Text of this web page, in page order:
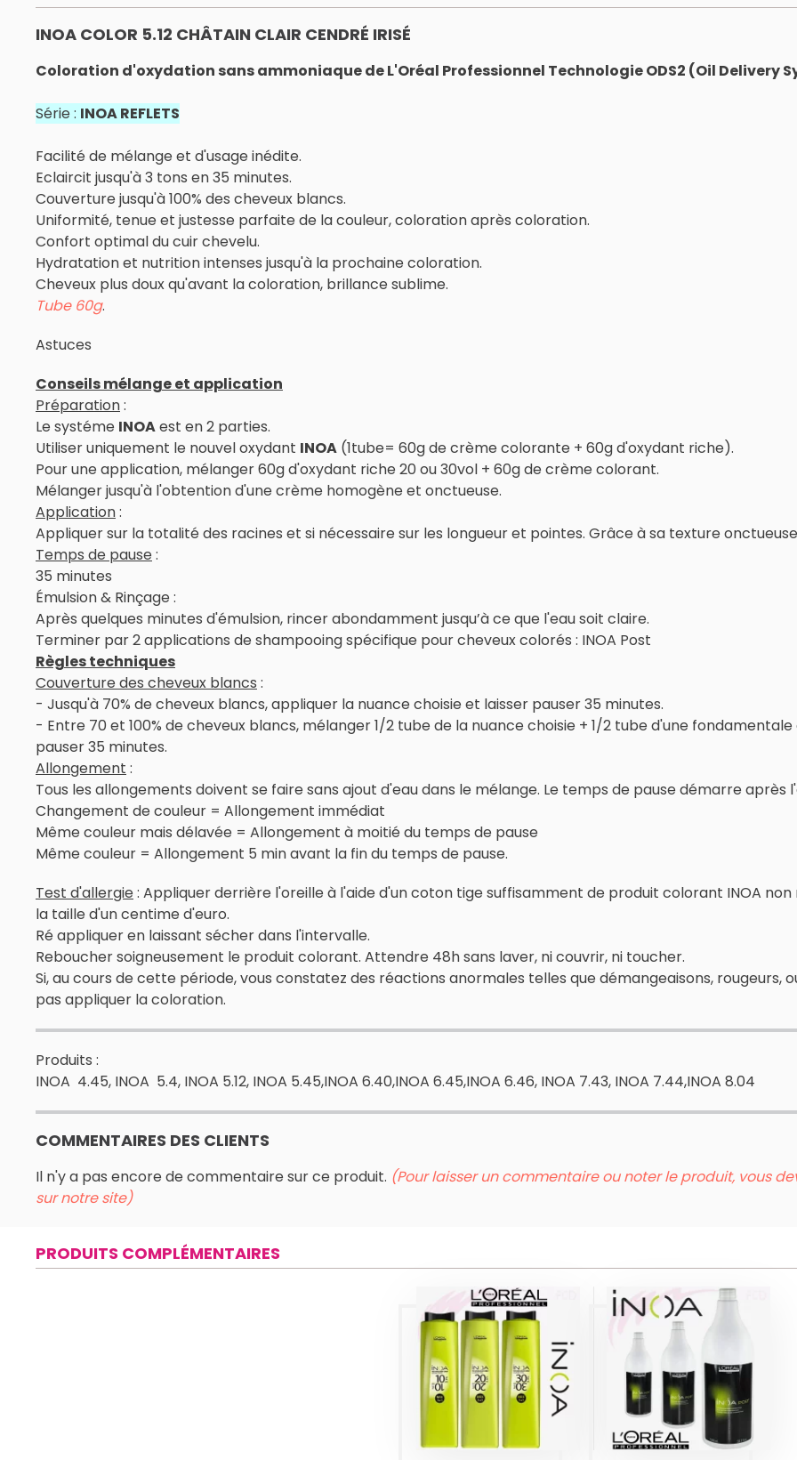
INOA COLOR 5.12 CHÂTAIN CLAIR CENDRÉ IRISÉ
Coloration d'oxydation sans ammoniaque de L'Oréal Professionnel Technologie ODS2 (Oil Delivery
Série : INOA REFLETS
Facilité de mélange et d'usage inédite.
Eclaircit jusqu'à 3 tons en 35 minutes.
Couverture jusqu'à 100% des cheveux blancs.
Uniformité, tenue et justesse parfaite de la couleur, coloration après coloration.
Confort optimal du cuir chevelu.
Hydratation et nutrition intenses jusqu'à la prochaine coloration.
Cheveux plus doux qu'avant la coloration, brillance sublime.
Tube 60g.
Astuces
Conseils mélange et application
Préparation:
Le systéme INOAest en 2 parties.
Utiliser uniquement le nouvel oxydant INOA (1tube= 60g de crème colorante + 60g d'oxydant riche).
Pour une application, mélanger 60g d'oxydant riche 20 ou 30vol + 60g de crème colorant.
Mélanger jusqu'à l'obtention d'une crème homogène et onctueuse.
Application:
Appliquer sur la totalité des racines et si nécessaire sur les longueur et pointes. Grâce à sa texture
Temps de pause:
35 minutes
Émulsion & Rinçage :
Après quelques minutes d'émulsion, rincer abondamment jusqu’à ce que l'eau soit claire.
Terminer par 2 applications de shampooing spécifique pour cheveux colorés : INOA Post
Règles techniques
Couverture des cheveux blancs :
- Jusqu'à 70% de cheveux blancs, appliquer la nuance choisie et laisser pauser 35 minutes.
- Entre 70 et 100% de cheveux blancs, mélanger 1/2 tube de la nuance choisie + 1/2 tube d'une
pauser 35 minutes.
Allongement :
Tous les allongements doivent se faire sans ajout d'eau dans le mélange. Le temps de pause démarre après
Changement de couleur = Allongement immédiat
Même couleur mais délavée = Allongement à moitié du temps de pause
Même couleur = Allongement 5 min avant la fin du temps de pause.
Test d'allergie: Appliquer derrière l'oreille à l'aide d'un coton tige suffisamment de produit colorant INOA
la taille d'un centime d'euro.
Ré appliquer en laissant sécher dans l'intervalle.
Reboucher soigneusement le produit colorant. Attendre 48h sans laver, ni couvrir, ni toucher.
Si, au cours de cette période, vous constatez des réactions anormales telles que démangeaisons, rougeurs,
pas appliquer la coloration.
Produits :
INOA 4.45, INOA 5.4, INOA 5.12, INOA 5.45,INOA 6.40,INOA 6.45,INOA 6.46, INOA 7.43, INOA 7.44,INOA 8.04
COMMENTAIRES DES CLIENTS
Il n'y a pas encore de commentaire sur ce produit. (Pour laisser un commentaire ou noter le produit, vous
sur notre site)
PRODUITS COMPLÉMENTAIRES
INOA OXYDANT
Produits
INOA POST
SHAMPOING
COLORATION
1500ML
Produits